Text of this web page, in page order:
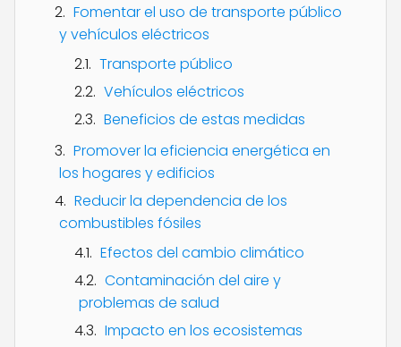
Fomentar el uso de transporte público
y vehículos eléctricos
Transporte público
Vehículos eléctricos
Beneficios de estas medidas
Promover la eficiencia energética en
los hogares y edificios
Reducir la dependencia de los
combustibles fósiles
Efectos del cambio climático
Contaminación del aire y
problemas de salud
Impacto en los ecosistemas